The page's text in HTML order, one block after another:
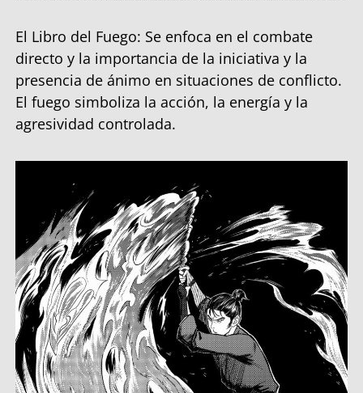
El Libro del Fuego: Se enfoca en el combate
directo y la importancia de la iniciativa y la
presencia de ánimo en situaciones de conflicto.
El fuego simboliza la acción, la energía y la
agresividad controlada.